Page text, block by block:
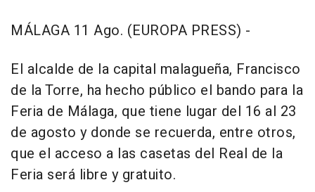
MÁLAGA 11 Ago. (EUROPA PRESS) -
El alcalde de la capital malagueña, Francisco
de la Torre, ha hecho público el bando para la
Feria de Málaga, que tiene lugar del 16 al 23
de agosto y donde se recuerda, entre otros,
que el acceso a las casetas del Real de la
Feria será libre y gratuito.